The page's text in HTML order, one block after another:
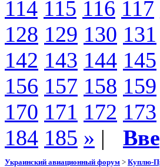
114 115 116 117
128 129 130 131
142 143 144 145
156 157 158 159
170 171 172 173
184 185 » |
Украинский авиационный форум > Куплю-